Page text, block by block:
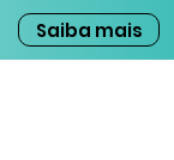
Saiba mais